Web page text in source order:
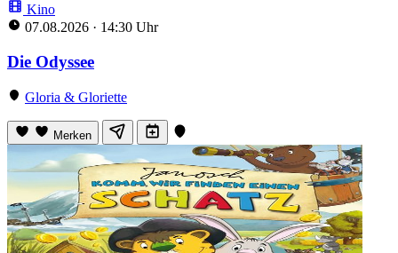
Kino
07.08.2026 · 14:30 Uhr
Die Odyssee
Gloria & Gloriette
Merken